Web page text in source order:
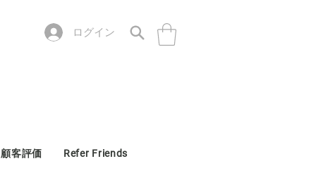
ログイン
顧客評価 Refer Friends